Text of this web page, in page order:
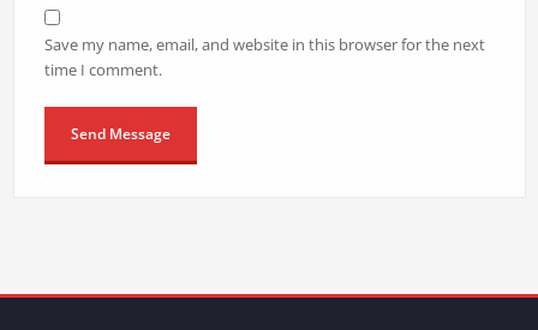
Save my name, email, and website in this browser for the next
time I comment.